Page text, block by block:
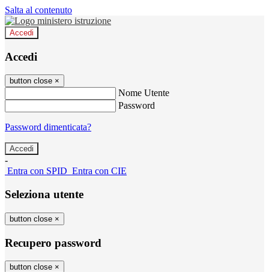
Salta al contenuto
Accedi
Accedi
button close ×
Nome Utente
Password
Password dimenticata?
-
Entra con SPID Entra con CIE
Seleziona utente
button close ×
Recupero password
button close ×